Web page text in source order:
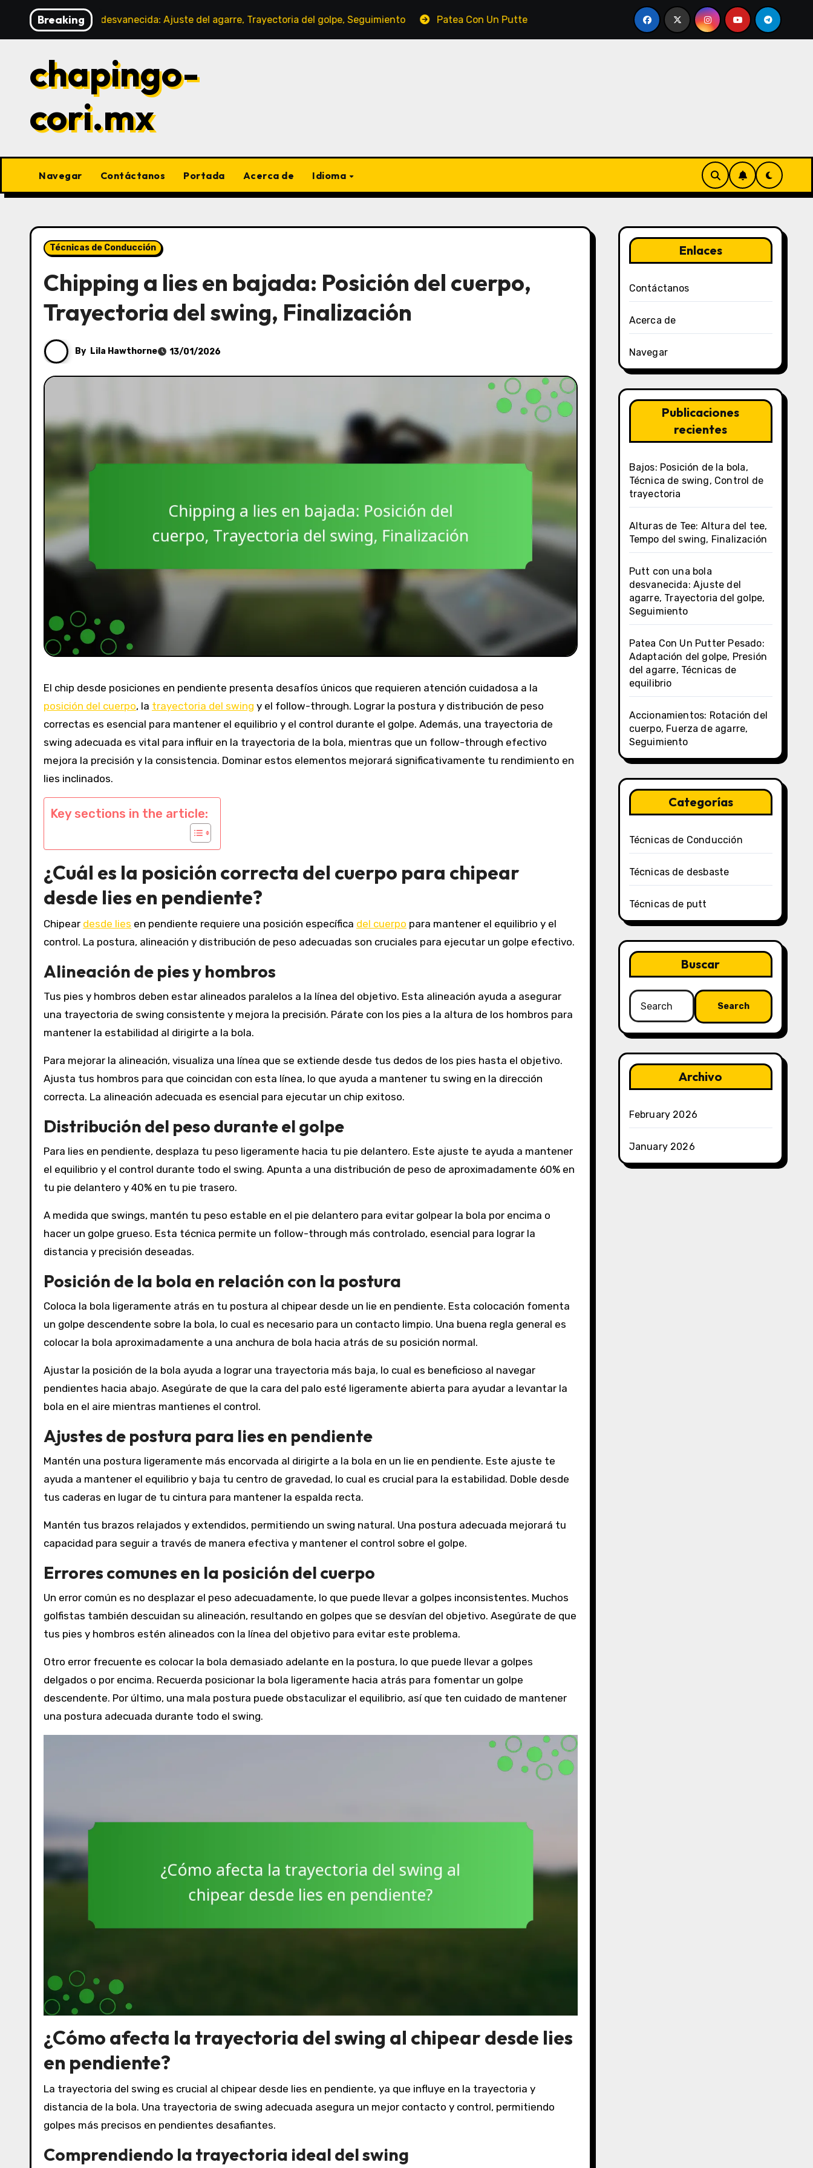
content
Breaking
una bola desvanecida: Ajuste del agarre, Trayectoria del golpe, Seguimiento Patea Con Un Putter Pesado: Adaptación del golpe, Presión del agarre, Técnicas de
chapingo-
cori.mx
Navegar Contáctanos Portada Acerca de Idioma
Técnicas de Conducción
Chipping a lies en bajada: Posición del cuerpo,
Trayectoria del swing, Finalización
By Lila Hawthorne 13/01/2026
El chip desde posiciones en pendiente presenta desafíos únicos que requieren atención cuidadosa a la
posición del cuerpo, la trayectoria del swing y el follow-through. Lograr la postura y distribución de peso
correctas es esencial para mantener el equilibrio y el control durante el golpe. Además, una trayectoria de
swing adecuada es vital para influir en la trayectoria de la bola, mientras que un follow-through efectivo
mejora la precisión y la consistencia. Dominar estos elementos mejorará significativamente tu rendimiento en
lies inclinados.
Key sections in the article:
¿Cuál es la posición correcta del cuerpo para chipear
desde lies en pendiente?
Chipear desde lies en pendiente requiere una posición específica del cuerpo para mantener el equilibrio y el
control. La postura, alineación y distribución de peso adecuadas son cruciales para ejecutar un golpe efectivo.
Alineación de pies y hombros
Tus pies y hombros deben estar alineados paralelos a la línea del objetivo. Esta alineación ayuda a asegurar
una trayectoria de swing consistente y mejora la precisión. Párate con los pies a la altura de los hombros para
mantener la estabilidad al dirigirte a la bola.
Para mejorar la alineación, visualiza una línea que se extiende desde tus dedos de los pies hasta el objetivo.
Ajusta tus hombros para que coincidan con esta línea, lo que ayuda a mantener tu swing en la dirección
correcta. La alineación adecuada es esencial para ejecutar un chip exitoso.
Distribución del peso durante el golpe
Para lies en pendiente, desplaza tu peso ligeramente hacia tu pie delantero. Este ajuste te ayuda a mantener
el equilibrio y el control durante todo el swing. Apunta a una distribución de peso de aproximadamente 60% en
tu pie delantero y 40% en tu pie trasero.
A medida que swings, mantén tu peso estable en el pie delantero para evitar golpear la bola por encima o
hacer un golpe grueso. Esta técnica permite un follow-through más controlado, esencial para lograr la
distancia y precisión deseadas.
Posición de la bola en relación con la postura
Coloca la bola ligeramente atrás en tu postura al chipear desde un lie en pendiente. Esta colocación fomenta
un golpe descendente sobre la bola, lo cual es necesario para un contacto limpio. Una buena regla general es
colocar la bola aproximadamente a una anchura de bola hacia atrás de su posición normal.
Ajustar la posición de la bola ayuda a lograr una trayectoria más baja, lo cual es beneficioso al navegar
pendientes hacia abajo. Asegúrate de que la cara del palo esté ligeramente abierta para ayudar a levantar la
bola en el aire mientras mantienes el control.
Ajustes de postura para lies en pendiente
Mantén una postura ligeramente más encorvada al dirigirte a la bola en un lie en pendiente. Este ajuste te
ayuda a mantener el equilibrio y baja tu centro de gravedad, lo cual es crucial para la estabilidad. Doble desde
tus caderas en lugar de tu cintura para mantener la espalda recta.
Mantén tus brazos relajados y extendidos, permitiendo un swing natural. Una postura adecuada mejorará tu
capacidad para seguir a través de manera efectiva y mantener el control sobre el golpe.
Errores comunes en la posición del cuerpo
Un error común es no desplazar el peso adecuadamente, lo que puede llevar a golpes inconsistentes. Muchos
golfistas también descuidan su alineación, resultando en golpes que se desvían del objetivo. Asegúrate de que
tus pies y hombros estén alineados con la línea del objetivo para evitar este problema.
Otro error frecuente es colocar la bola demasiado adelante en la postura, lo que puede llevar a golpes
delgados o por encima. Recuerda posicionar la bola ligeramente hacia atrás para fomentar un golpe
descendente. Por último, una mala postura puede obstaculizar el equilibrio, así que ten cuidado de mantener
una postura adecuada durante todo el swing.
¿Cómo afecta la trayectoria del swing al chipear desde lies
en pendiente?
La trayectoria del swing es crucial al chipear desde lies en pendiente, ya que influye en la trayectoria y
distancia de la bola. Una trayectoria de swing adecuada asegura un mejor contacto y control, permitiendo
golpes más precisos en pendientes desafiantes.
Comprendiendo la trayectoria ideal del swing
Enlaces
Contáctanos
Acerca de
Navegar
Publicaciones
recientes
Bajos: Posición de la bola,
Técnica de swing, Control de
trayectoria
Alturas de Tee: Altura del tee,
Tempo del swing, Finalización
Putt con una bola
desvanecida: Ajuste del
agarre, Trayectoria del golpe,
Seguimiento
Patea Con Un Putter Pesado:
Adaptación del golpe, Presión
del agarre, Técnicas de
equilibrio
Accionamientos: Rotación del
cuerpo, Fuerza de agarre,
Seguimiento
Categorías
Técnicas de Conducción
Técnicas de desbaste
Técnicas de putt
Buscar
Search
for:
Archivo
February 2026
January 2026